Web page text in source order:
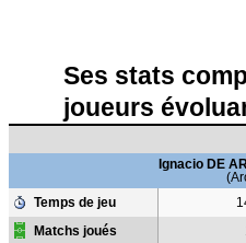
Ses stats
joueurs
Ignacio DE
Temps de jeu
Matchs joués